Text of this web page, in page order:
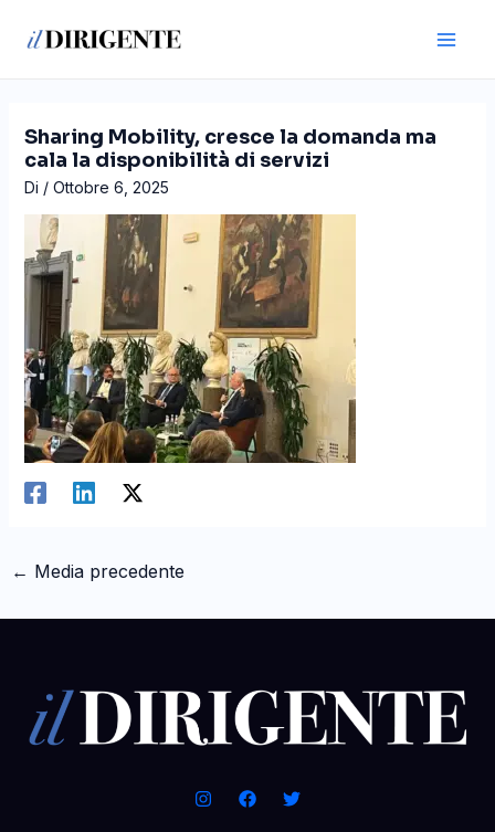
Sharing Mobility, cresce la domanda ma
cala la disponibilità di servizi
Di / Ottobre 6, 2025
articoli
← Media precedente